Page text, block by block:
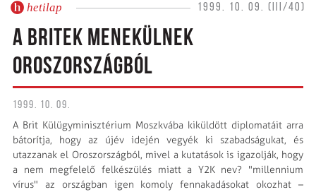
hetilap 1999. 10. 09. (III/40)
A BRITEK MENEKÜLNEK
OROSZORSZÁGBÓL
1999. 10. 09.
A Brit Külügyminisztérium Moszkvába kiküldött diplomatáit arra
bátorítja, hogy az újév idején vegyék ki szabadságukat, és
utazzanak el Oroszországból, mivel a kutatások is igazolják, hogy
a nem megfelelő felkészülés miatt a Y2K nev? "millennium
vírus" az országban igen komoly fennakadásokat okozhat –